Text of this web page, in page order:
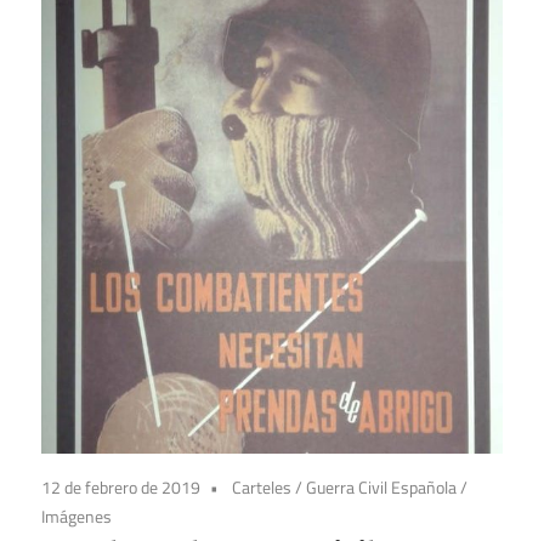
12 de febrero de 2019 Carteles/Guerra Civil Española/
Imágenes